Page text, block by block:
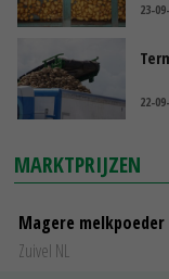
23-
22-
MARKTPRIJZEN
Magere melkpoeder
Zuivel NL